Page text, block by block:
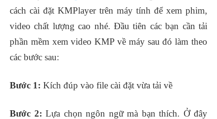
cách cài đặt KMPlayer trên máy tính để xem phim,
video chất lượng cao nhé. Đầu tiên các bạn cần tải
phần mềm xem video KMP về máy sau đó làm theo
các bước sau:
Bước 1: Kích đúp vào file cài đặt vừa tải về
Bước 2: Lựa chọn ngôn ngữ mà bạn thích. Ở đây